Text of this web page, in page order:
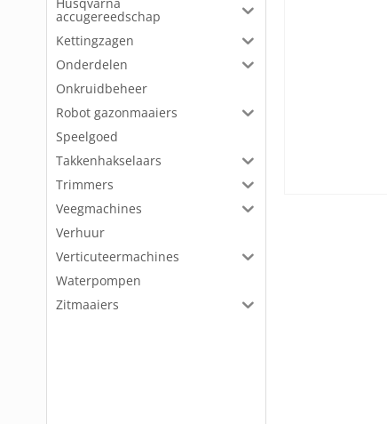
accugereedschap
Kettingzagen
Onderdelen
Onkruidbeheer
Robot gazonmaaiers
Speelgoed
Takkenhakselaars
Trimmers
Veegmachines
Verhuur
Verticuteermachines
Waterpompen
Zitmaaiers